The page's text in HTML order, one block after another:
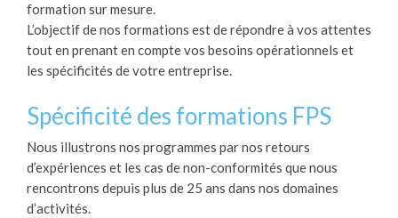
formation sur mesure.
L’objectif de nos formations est de répondre à vos attentes
tout en prenant en compte vos besoins opérationnels et
les spécificités de votre entreprise.
Spécificité des formations FPS
Nous illustrons nos programmes par nos retours
d’expériences et les cas de non-conformités que nous
rencontrons depuis plus de 25 ans dans nos domaines
d’activités.